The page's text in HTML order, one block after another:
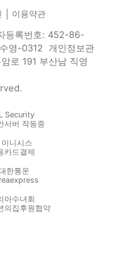
이용약관
등록번호: 452-86-
영-0312 개인정보관
로 191 부산남 직영
Security
서버 작동중
이니시스
카드결제
한통운
아수녀회
의집후원협약